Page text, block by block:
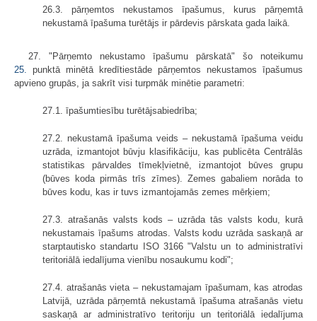
26.3. pārņemtos nekustamos īpašumus, kurus pārņemtā
nekustamā īpašuma turētājs ir pārdevis pārskata gada laikā.
27. "Pārņemto nekustamo īpašumu pārskatā" šo noteikumu
25.
punktā minētā kredītiestāde pārņemtos nekustamos īpašumus
apvieno grupās, ja sakrīt visi turpmāk minētie parametri:
27.1. īpašumtiesību turētājsabiedrība;
27.2. nekustamā īpašuma veids – nekustamā īpašuma veidu
uzrāda, izmantojot būvju klasifikāciju, kas publicēta Centrālās
statistikas pārvaldes tīmekļvietnē, izmantojot būves grupu
(būves koda pirmās trīs zīmes). Zemes gabaliem norāda to
būves kodu, kas ir tuvs izmantojamās zemes mērķiem;
27.3. atrašanās valsts kods – uzrāda tās valsts kodu, kurā
nekustamais īpašums atrodas. Valsts kodu uzrāda saskaņā ar
starptautisko standartu ISO 3166 "Valstu un to administratīvi
teritoriālā iedalījuma vienību nosaukumu kodi";
27.4. atrašanās vieta – nekustamajam īpašumam, kas atrodas
Latvijā, uzrāda pārņemtā nekustamā īpašuma atrašanās vietu
saskaņā ar administratīvo teritoriju un teritoriālā iedalījuma